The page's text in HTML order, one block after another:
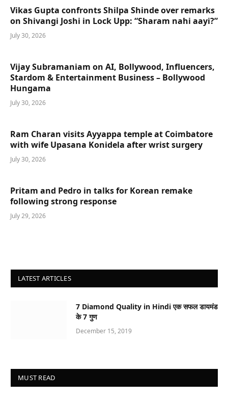
Vikas Gupta confronts Shilpa Shinde over remarks
on Shivangi Joshi in Lock Upp: “Sharam nahi aayi?”
July 30, 2026
Vijay Subramaniam on AI, Bollywood, Influencers,
Stardom & Entertainment Business – Bollywood
Hungama
July 30, 2026
Ram Charan visits Ayyappa temple at Coimbatore
with wife Upasana Konidela after wrist surgery
July 30, 2026
Pritam and Pedro in talks for Korean remake
following strong response
July 29, 2026
LATEST ARTICLES
7 Diamond Quality in Hindi एक सफल डायमंड
के 7 गुण
December 15, 2019
MUST READ